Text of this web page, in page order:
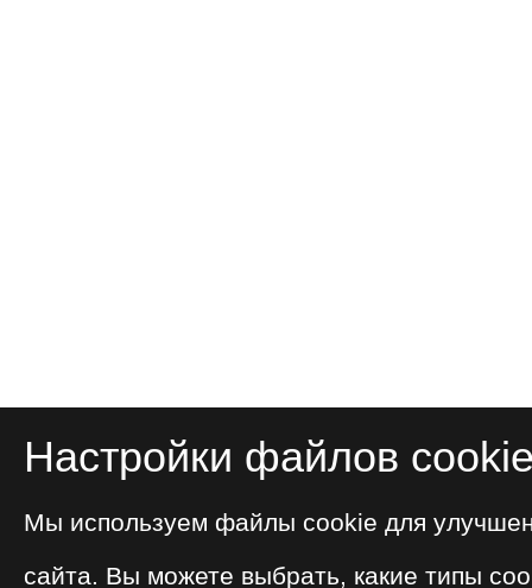
Настройки файлов
Мы используем файлы cookie для
сайта. Вы можете выбрать, какие типы